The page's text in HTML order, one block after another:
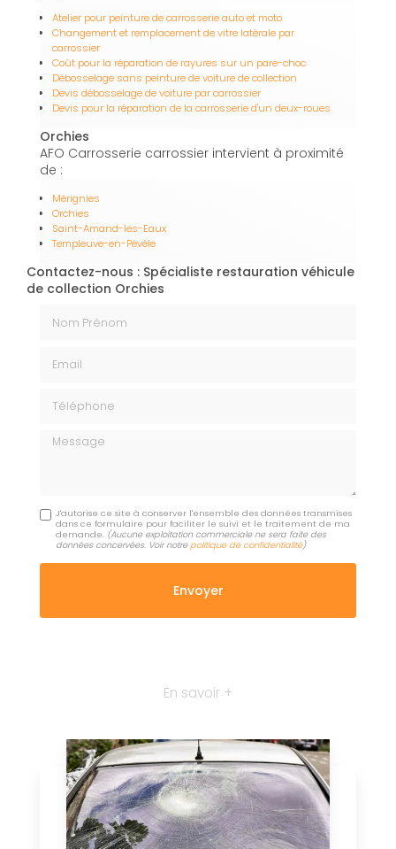
Atelier pour peinture de carrosserie auto et moto
Changement et remplacement de vitre latérale par
carrossier
Coût pour la réparation de rayures sur un pare-choc
Débosselage sans peinture de voiture de collection
Devis débosselage de voiture par carrossier
Devis pour la réparation de la carrosserie d'un deux-roues
Orchies
AFO Carrosserie carrossier intervient à proximité
de :
Mérignies
Orchies
Saint-Amand-les-Eaux
Templeuve-en-Pévèle
Contactez-nous : Spécialiste restauration véhicule
de collection Orchies
Message
J'autorise ce site à conserver l'ensemble des données transmises
dans ce formulaire pour faciliter le suivi et le traitement de ma
demande. (Aucune exploitation commerciale ne sera faite des
données concervées. Voir notrepolitique de confidentialité)
En savoir +